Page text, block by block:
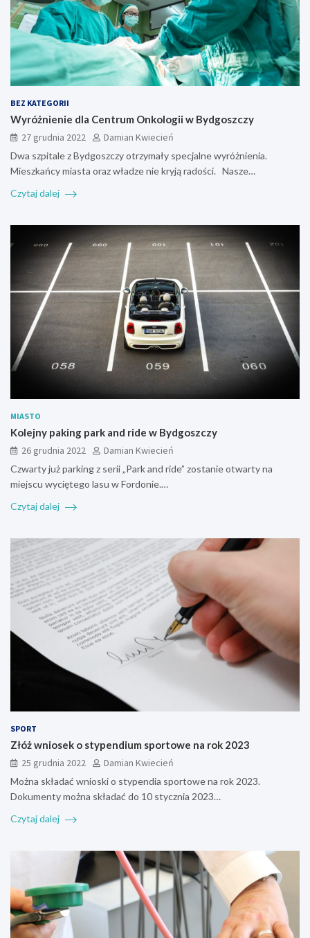
BEZ KATEGORII
Wyróżnienie dla Centrum Onkologii w Bydgoszczy
27 grudnia 2022
Damian Kwiecień
Dwa szpitale z Bydgoszczy otrzymały specjalne wyróżnienia.
Mieszkańcy miasta oraz władze nie kryją radości. Nasze…
Czytaj dalej
MIASTO
Kolejny paking park and ride w Bydgoszczy
26 grudnia 2022
Damian Kwiecień
Czwarty już parking z serii „Park and ride” zostanie otwarty na
miejscu wyciętego lasu w Fordonie.…
Czytaj dalej
SPORT
Złóż wniosek o stypendium sportowe na rok 2023
25 grudnia 2022
Damian Kwiecień
Można składać wnioski o stypendia sportowe na rok 2023.
Dokumenty można składać do 10 stycznia 2023…
Czytaj dalej